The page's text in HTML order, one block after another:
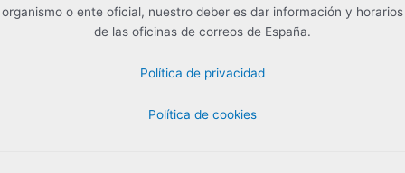
organismo o ente oficial, nuestro deber es dar información y horarios
de las oficinas de correos de España.
Política de privacidad
Política de cookies